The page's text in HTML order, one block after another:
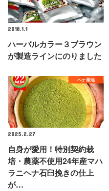
2018.1.1
ハーバルカラー３ブラウン
が製造ラインにのりました
ヘナ産地
2025.2.27
自身が愛用！特別契約栽
培・農薬不使用24年産マハ
ラニヘナ石臼挽きの仕上
が…